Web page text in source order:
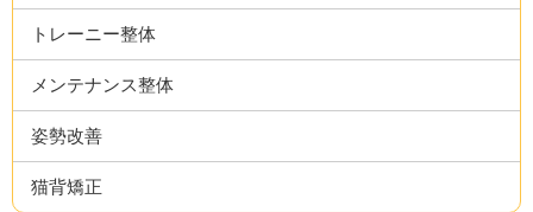
トレーニー整体
メンテナンス整体
姿勢改善
猫背矯正